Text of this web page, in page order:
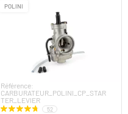
POLINI
Référence:
CARBURATEUR_POLINI_CP_STAR
TER_LEVIER
52